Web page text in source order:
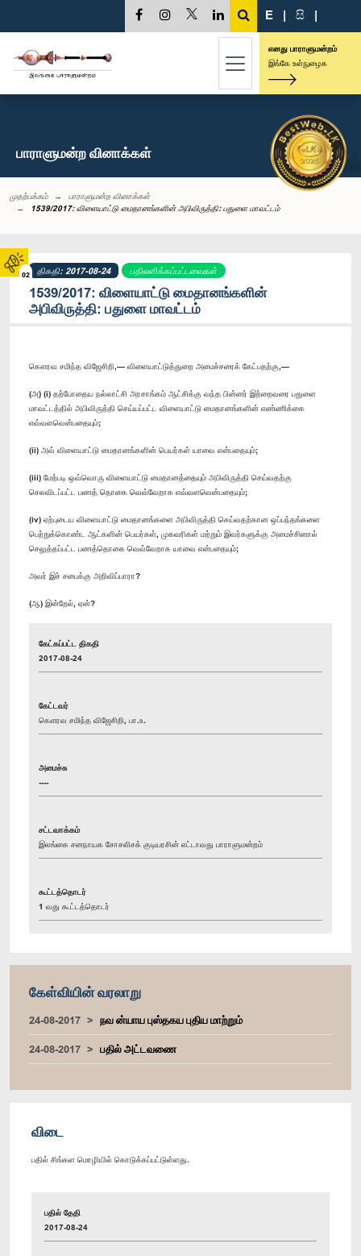
02
E | සි |
எனது பாராளுமன்றம்
இங்கே உள்நுழைக
பாராளுமன்ற வினாக்கள்
முதற்பக்கம்
பாராளுமன்ற வினாக்கள்
1539/2017: விளையாட்டு மைதானங்களின் அபிவிருத்தி: பதுளை மாவட்டம்
திகதி: 2017-08-24 பதிலளிக்கப்பட்டவைகள்
1539/2017: விளையாட்டு மைதானங்களின்
அபிவிருத்தி: பதுளை மாவட்டம்
கௌரவ சமிந்த விஜேசிறி,— விளையாட்டுத்துறை அமைச்சரைக் கேட்பதற்கு,—
(அ) (​i) தற்போதைய நல்லாட்சி அரசாங்கம் ஆட்சிக்கு வந்த பின்னர் இற்றைவரை பதுளை
மாவட்டத்தில் அபிவிருத்தி செய்யப்பட்ட விளையாட்டு மைதானங்களின் எண்ணிக்கை
எவ்வளவென்பதையும்;
(ii) அவ் விளையாட்டு மைதானங்களின் பெயர்கள் யாவை என்பதையும்;
(iii) மேற்படி ஒவ்வொரு விளையாட்டு மைதானத்தையும் அபிவிருத்தி செய்வதற்கு
செலவிடப்பட்ட பணத் தொகை வெவ்வேறாக எவ்வளவென்பதையும்;
(iv) ஏற்புடைய விளையாட்டு மைதானங்களை அபிவிருத்தி செய்வதற்கான ஒப்பந்தங்களை
பெற்றுக்கொண்ட ஆட்களின் பெயர்கள், முகவரிகள் மற்றும் இவர்களுக்கு அமைச்சினால்
செலுத்தப்பட்ட பணத்தொகை வெவ்வேறாக யாவை என்பதையும்;
அவர் இச் சபைக்கு அறிவிப்பாரா?
(ஆ) இன்றேல், ஏன்?
கேட்கப்பட்ட திகதி
2017-08-24
கேட்டவர்
கௌரவ சமிந்த விஜேசிறி, பா.உ.
அமைச்சு
----
சட்டவாக்கம்
இலங்கை சனநாயக சோசலிசக் குடியரசின் எட்டாவது பாராளுமன்றம்
கூட்டத்தொடர்
1 வது கூட்டத்தொடர்
கேள்வியின் வரலாறு
24-08-2017
நவ ன்யாய புஸ்தகய புதிய மாற்றும்
24-08-2017
பதில் அட்டவணை
விடை
பதில் சிங்கள மொழியில் கொடுக்கப்பட்டுள்ளது.
பதில் தேதி
2017-08-24